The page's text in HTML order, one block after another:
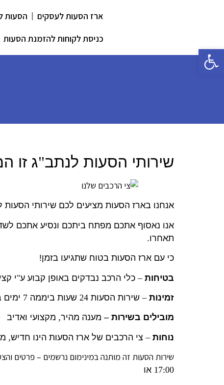
פתח סרגל נגישות
ארז הסעות לעסקים הסעות
כניסת לקוחות להזמנת הסעות
שירותי הסעות לנתב"ג זו
אנחנו בארז הסעות מציעים לכם שירותי הסעות
אנו נאסוף אתכם מפתח ביתכם ונסיע אתכם
תאחרו.
כי עם ארז הסעות בטוח שתגיעו בזמן!
בטיחות – כלי הרכב נבדקים באופן קבוע ע"י
זמינות– שירות הסעות 24 שעות ביממה 7 ימים
מובילים בשירות – מענה מהיר, מקצועי ואדיב
נוחות – צי הרכבים של ארז הסעות הינו חדיש,
שירות הסעות זה מותנה במינימום נרשמים – פרטים
17:00 או